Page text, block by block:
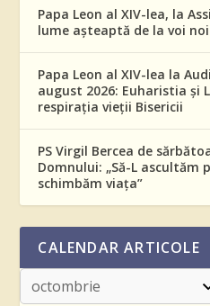
Papa Leon al XIV-lea, la
lume așteaptă de la voi
Papa Leon al XIV-lea la
august 2026: Euharistia și
respirația vieții Bisericii
PS Virgil Bercea de
Domnului: „Să-L ascultăm
schimbăm viața”
CALENDAR ARTICOLE